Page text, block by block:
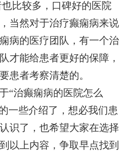
比较多，口碑好的医院
当然对于治疗癫痫病来说
病的医疗团队，有一个治
才能给患者更好的保障，
患者考察清楚的。
“治癫痫病的医院怎么
一些介绍了，想必我们患
识了，也希望大家在选择
以上内容，争取早点找到